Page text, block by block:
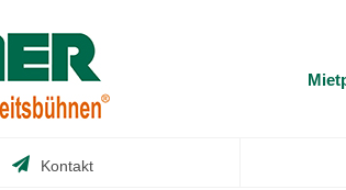
Kontakt